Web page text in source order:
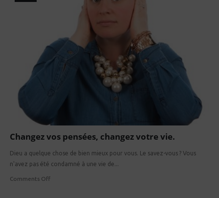
Changez vos pensées, changez votre vie.
Dieu a quelque chose de bien mieux pour vous. Le savez-vous ? Vous
n'avez pas été condamné à une vie de...
Comments Off